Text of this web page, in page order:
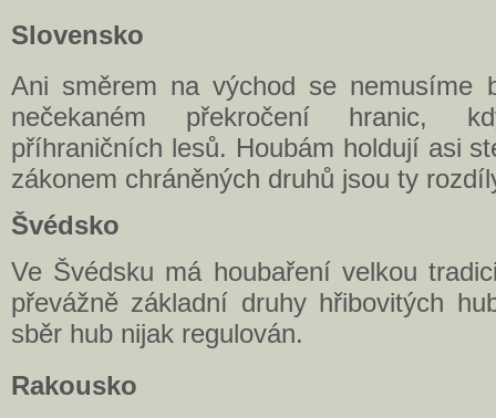
Slovensko
Ani směrem na východ se
nečekaném překročení hranic,
příhraničních lesů. Houbám holdují asi
zákonem chráněných druhů jsou ty
Švédsko
Ve Švédsku má houbaření velkou
převážně základní druhy hřibovitých
sběr hub nijak regulován.
Rakousko